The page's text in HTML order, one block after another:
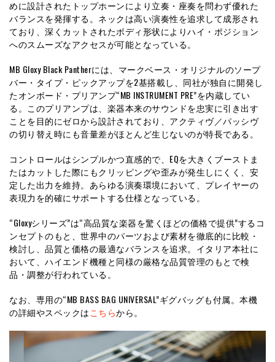
めに設計されたトップホーンにより立奏・座奏を問わず優れた
バランスを発揮する。ネックは高い演奏性を追求して成形され
ており、深くカットされたボディ形状によりハイ・ポジション
へのスムーズなアクセスが可能となっている。
MB Gloxy Black Pantherには、マークベース・オリジナルのソープ
バー・タイプ・ピックアップを2基搭載し、同社が独自に開発し
たオンボード・プリアンプ“MB INSTRUMENT PRE”を内蔵してい
る。このプリアンプは、楽器本来のサウンドを忠実に引き出す
ことを目的にゼロから設計されており、アクティヴ／パッシヴ
の切り替え時にも音量差がほとんど生じないのが特長である。
コントロールはシンプルかつ直感的で、EQを大きくブーストま
たはカットした際にもクリッピングや歪みが発生しにくく、安
定した出力を維持。あらゆる演奏環境において、プレイヤーの
表現力を的確にサポートする仕様となっている。
“Gloxyシリーズ”は“高品質な楽器を驚くほどの価格で提供”するコ
ンセプトのもと、世界中のパーツおよび素材を徹底的に比較・
検討し、品質と価格の最適なバランスを追求。イタリア本社に
おいて、ハイエンド機種と同様の厳格な品質管理のもとで検
品・調整が行われている。
なお、専用の“MB BASS BAG UNIVERSAL”ギグバッグも付属。本機
の詳細やスペックはこちらから。